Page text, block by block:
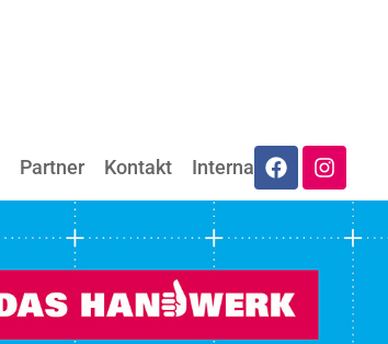
Partner Kontakt Internat